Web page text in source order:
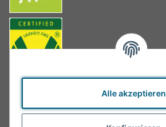
Alle akzeptieren